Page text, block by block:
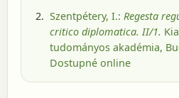
Szentpétery, I.: Regesta
critico diplomatica. II/1.
tudományos akadémia,
Dostupné online